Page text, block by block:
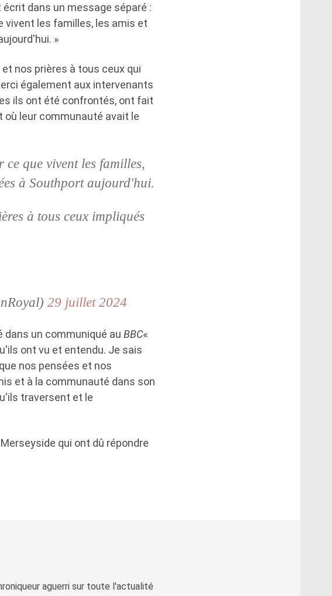
dans un message séparé :
vivent les familles, les amis et
»
nos prières à tous ceux qui
également aux intervenants
ils ont été confrontés, ont fait
leur communauté avait le
que vivent les familles,
à Southport aujourd'hui.
à tous ceux impliqués
29 juillet 2024
dans un communiqué au BBC«
ont vu et entendu. Je sais
nos pensées et nos
et à la communauté dans son
traversent et le
qui ont dû répondre
aguerri sur toute l'actualité